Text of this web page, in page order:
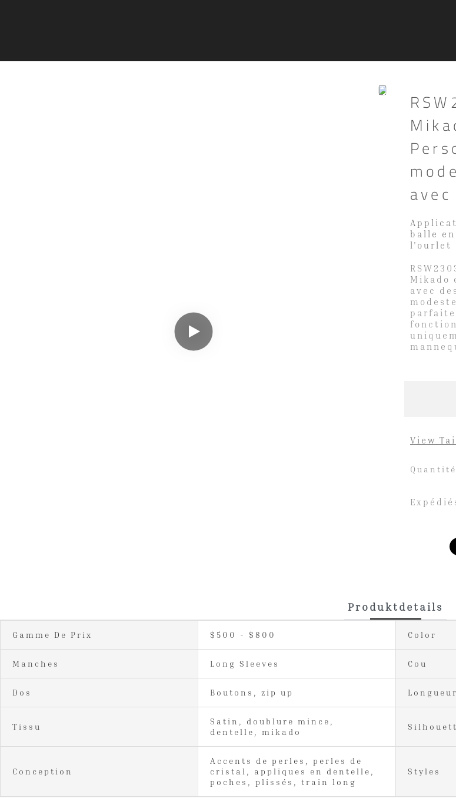
balle
l'ourlet
Mikado
avec
parfaite
View
Produktdetails
Gamme De Prix $500 - $800 Color
Manches Long Sleeves Cou
Dos Boutons, zip up
Tissu
Satin, doublure mince,
dentelle, mikado
Conception
Accents de perles, perles de
cristal, appliques en dentelle,
poches, plissés, train long
Styles